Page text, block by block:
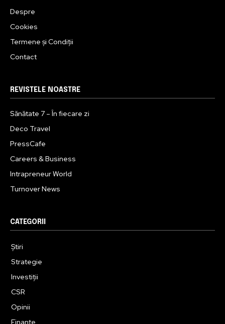
Despre
Cookies
Termene și Condiții
Contact
REVISTELE NOASTRE
Sănătate 7 – În fiecare zi
Deco Travel
PressCafe
Careers & Business
Intrapreneur World
Turnover News
CATEGORII
Știri
Strategie
Investiții
CSR
Opinii
Finanțe